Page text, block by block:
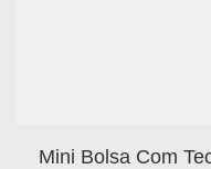
Mini Bolsa Com